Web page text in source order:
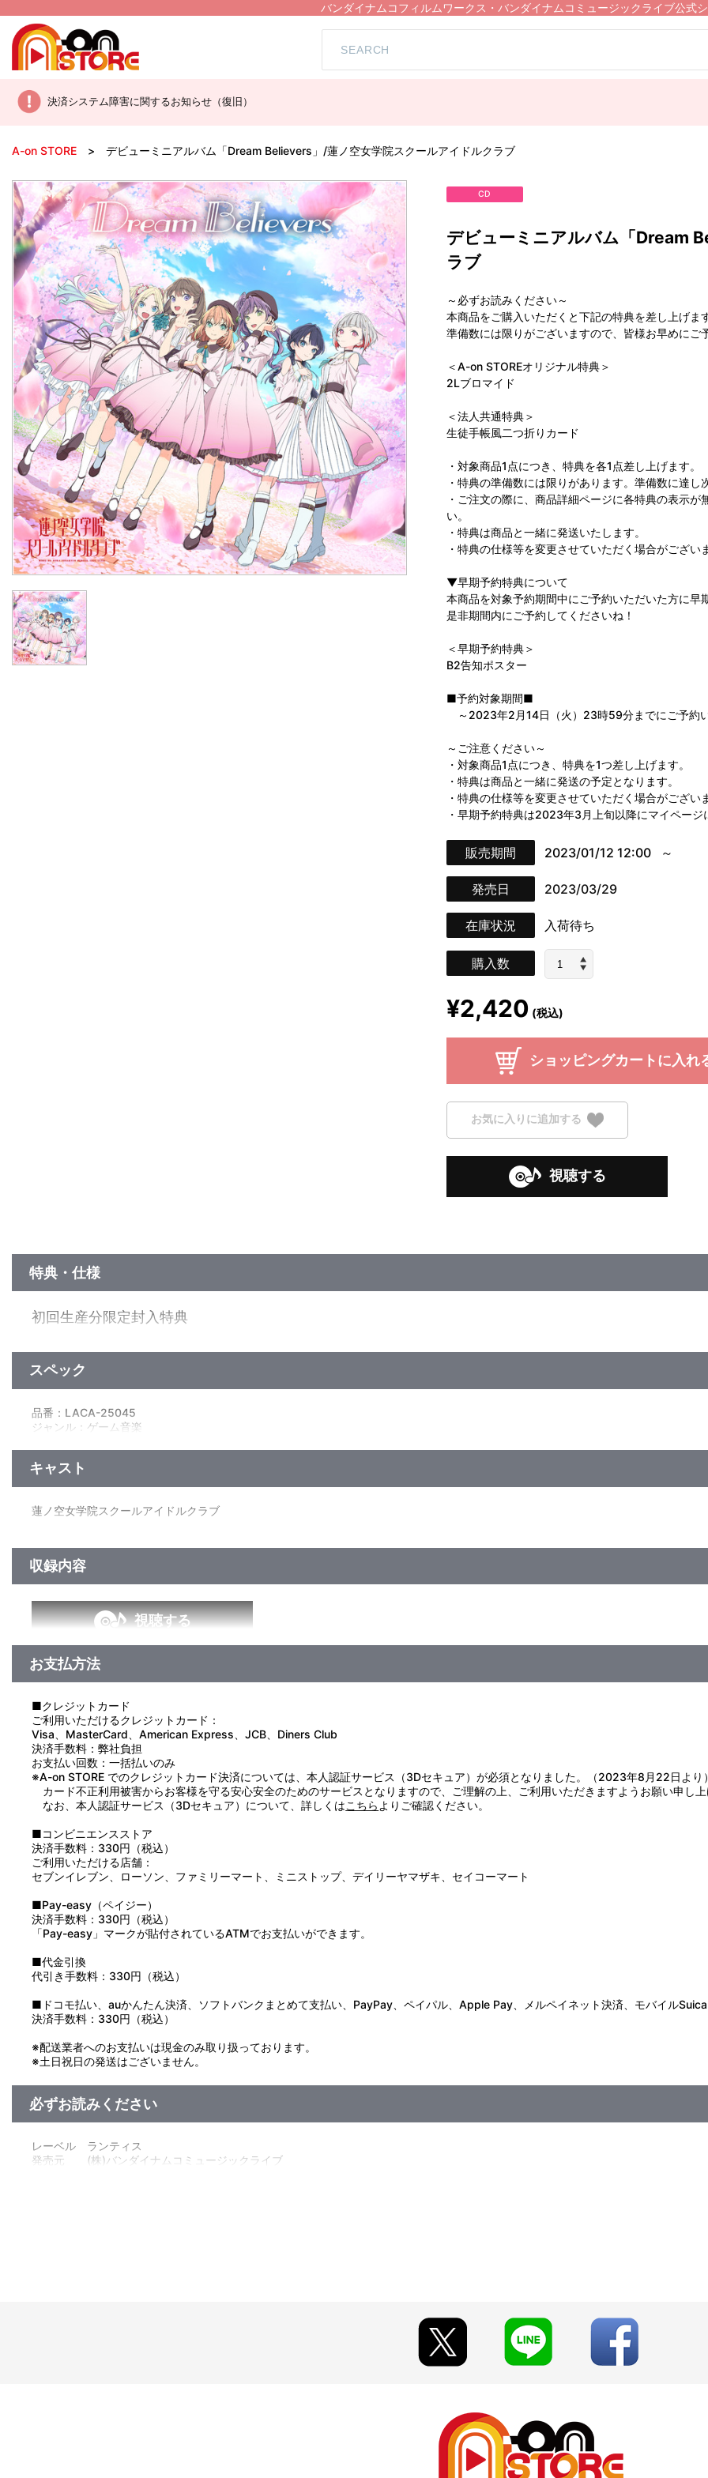
バンダイナムコフィルムワークス・バンダイナムコミュージックライブ公式
決済システム障害に関するお知らせ（復旧）
A-on STORE デビューミニアルバム「Dream Believers」/蓮ノ空女学院スクールアイドルクラブ
CD
デビューミニアルバム「Dream
ラブ
～必ずお読みください～
本商品をご購入いただくと下記の特典を差し上げます
準備数には限りがございますので、皆様お早めにご
＜A-on STOREオリジナル特典＞
2Lブロマイド
＜法人共通特典＞
生徒手帳風二つ折りカード
・対象商品1点につき、特典を各1点差し上げます。
・特典の準備数には限りがあります。準備数に達し
・ご注文の際に、商品詳細ページに各特典の表示
い。
・特典は商品と一緒に発送いたします。
・特典の仕様等を変更させていただく場合がござい
▼早期予約特典について
本商品を対象予約期間中にご予約いただいた方に早
是非期間内にご予約してくださいね！
＜早期予約特典＞
B2告知ポスター
■予約対象期間■
～2023年2月14日（火）23時59分までにご予約い
～ご注意ください～
・対象商品1点につき、特典を1つ差し上げます。
・特典は商品と一緒に発送の予定となります。
・特典の仕様等を変更させていただく場合がござい
・早期予約特典は2023年3月上旬以降にマイページ
販売期間 2023/01/12 12:00
発売日 2023/03/29
在庫状況 入荷待ち
購入数
¥2,420 (税込)
ショッピングカートに入れ
お気に入りに追加する
視聴する
特典・仕様
初回生産分限定封入特典
念イベント「Dream Believers」現地参加チケット抽選申込券、ラブライブ！蓮ノ空女学院スクールアイドルクラブ OPENING LIVE
他、仕様
描き下ろしイラストジャケット
スペック
品番：LACA-25045
ジャンル：ゲーム音楽
キャスト
蓮ノ空女学院スクールアイドルクラブ
収録内容
視聴する
お支払方法
■クレジットカード
ご利用いただけるクレジットカード：
Visa、MasterCard、American Express、JCB、Diners Club
決済手数料：弊社負担
お支払い回数：一括払いのみ
※A-on STORE でのクレジットカード決済については、本人認証サービス（3Dセキュア）が必須となりました。（2023年8月22日より）
カード不正利用被害からお客様を守る安心安全のためのサービスとなりますので、ご理解の上、ご利用いただきますようお願い申し上
なお、本人認証サービス（3Dセキュア）について、詳しくはこちら よりご確認ください。
■コンビニエンスストア
決済手数料：330円（税込）
ご利用いただける店舗：
セブンイレブン、ローソン、ファミリーマート、ミニストップ、デイリーヤマザキ、セイコーマート
■Pay-easy（ペイジー）
決済手数料：330円（税込）
「Pay-easy」マークが貼付されているATMでお支払いができます。
■代金引換
代引き手数料：330円（税込）
■ドコモ払い、auかんたん決済、ソフトバンクまとめて支払い、PayPay、ペイパル、Apple Pay、メルペイネット決済、モバイルSuica
決済手数料：330円（税込）
※配送業者へのお支払いは現金のみ取り扱っております。
※土日祝日の発送はございません。
必ずお読みください
レーベル ランティス
発売元 (株)バンダイナムコミュージックライブ